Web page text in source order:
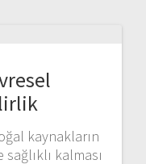
kaynakların
kalması